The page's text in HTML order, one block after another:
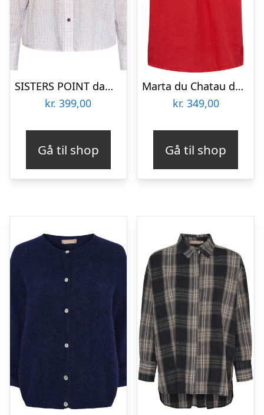
SISTERS POINT dame skjorte VIBEKE – Soft rose check
kr. 399,00
Gå til shop
Marta du Chatau dame bluse MdcBellissima 86520 – Inferno91310
kr. 349,00
Gå til shop